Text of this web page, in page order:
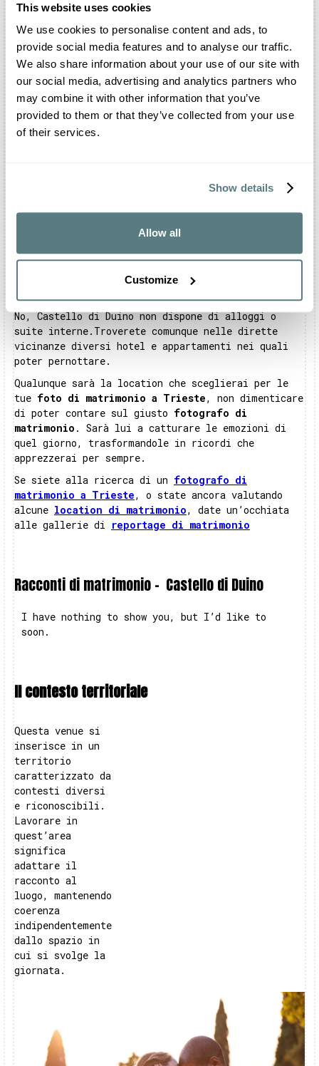
This website uses cookies
We use cookies to personalise content and ads, to
provide social media features and to analyse our traffic.
We also share information about your use of our site with
our social media, advertising and analytics partners who
may combine it with other information that you’ve
provided to them or that they’ve collected from your use
of their services.
Show details
Allow all
Customize
dalla struttura.
Quali eventi è possibile festeggiare nel
Castello di Duino?
All’interno del Castello di Duino è possibile
organizzare le vostre ricorrenze più importanti.
La struttura è infatti aperta a matrimoni e feste
private. Potrete inoltre organizzare qui i vostri
meeting, eventi aziendali e cene di gala.
Certamente. Castello di Duino mette a disposizione
convention. Gli ambienti sono dotati di ogni
comfort e presentano un impianto tecnologicamente
struttura consultando ilsito web ufficiale.
Posso pernottare all’interno del Castello di
No, Castello di Duino non dispone di alloggi o
suite interne.Troverete comunque nelle dirette
vicinanze diversi hotel e appartamenti nei quali
poter pernottare.
Qualunque sarà la location che sceglierai per le
tue foto di matrimonio a Trieste, non dimenticare
di poter contare sul giusto fotografo di
matrimonio . Sarà lui a catturare le emozioni di
quel giorno, trasformandole in ricordi che
apprezzerai per sempre.
Se siete alla ricerca di un fotografo di
matrimonio a Trieste, o state ancora valutando
alcune location di matrimonio, date un’occhiata
alle gallerie di reportage di matrimonio
Racconti di matrimonio - Castello di Duino
I have nothing to show you, but I’d like to
soon.
Il contesto territoriale
Questa venue si
inserisce in un
territorio
caratterizzato da
contesti diversi
e riconoscibili.
Lavorare in
quest’area
significa
adattare il
racconto al
luogo, mantenendo
coerenza
indipendentemente
dallo spazio in
cui si svolge la
giornata.